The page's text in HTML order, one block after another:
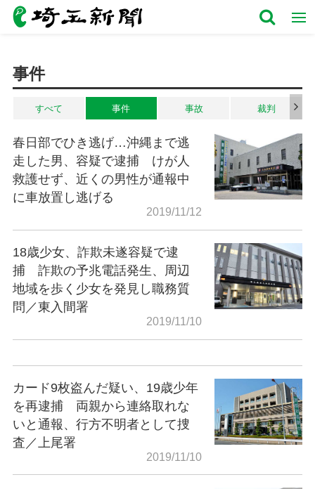
事件
すべて 事件 事故 裁判
春日部でひき逃げ…沖縄まで逃
走した男、容疑で逮捕 けが人
救護せず、近くの男性が通報中
に車放置し逃げる
2019/11/12
18歳少女、詐欺未遂容疑で逮
捕 詐欺の予兆電話発生、周辺
地域を歩く少女を発見し職務質
問／東入間署
2019/11/10
カード9枚盗んだ疑い、19歳少年
を再逮捕 両親から連絡取れな
いと通報、行方不明者として捜
査／上尾署
2019/11/10